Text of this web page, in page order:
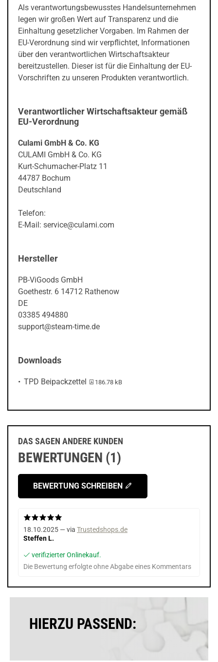
Als verantwortungsbewusstes Handelsunternehmen
legen wir großen Wert auf Transparenz und die
Einhaltung gesetzlicher Vorgaben. Im Rahmen der
EU-Verordnung sind wir verpflichtet, Informationen
über den verantwortlichen Wirtschaftsakteur
bereitzustellen. Dieser ist für die Einhaltung der EU-
Vorschriften zu unseren Produkten verantwortlich.
Verantwortlicher Wirtschaftsakteur gemäß
EU-Verordnung
Culami GmbH & Co. KG
CULAMI GmbH & Co. KG
Kurt-Schumacher-Platz 11
44787 Bochum
Deutschland
Telefon:
E-Mail: service@culami.com
Hersteller
PB-ViGoods GmbH
Goethestr. 6 14712 Rathenow
DE
03385 494880
support@steam-time.de
Downloads
TPD Beipackzettel PDF-Datei:
186.78 kB
DAS SAGEN ANDERE KUNDEN
BEWERTUNGEN (1)
BEWERTUNG SCHREIBEN
18.10.2025 — via Trustedshops.de
Steffen L.
verifizierter Onlinekauf.
Die Bewertung erfolgte ohne Abgabe eines Kommentars
HIERZU PASSEND: